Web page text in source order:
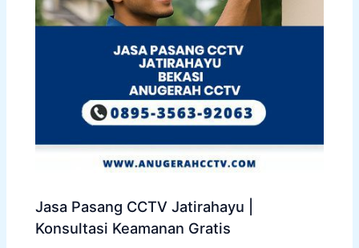
Jasa Pasang CCTV Jatirahayu |
Konsultasi Keamanan Gratis